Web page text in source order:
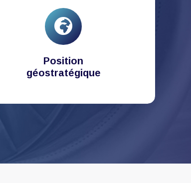
Position
géostratégique